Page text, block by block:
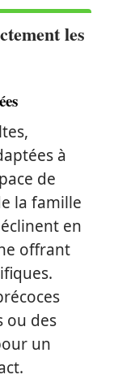
les
à
de
la famille
en
offrant
ou des
un